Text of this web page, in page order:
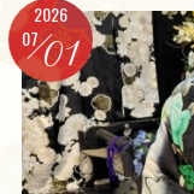
2026
0701